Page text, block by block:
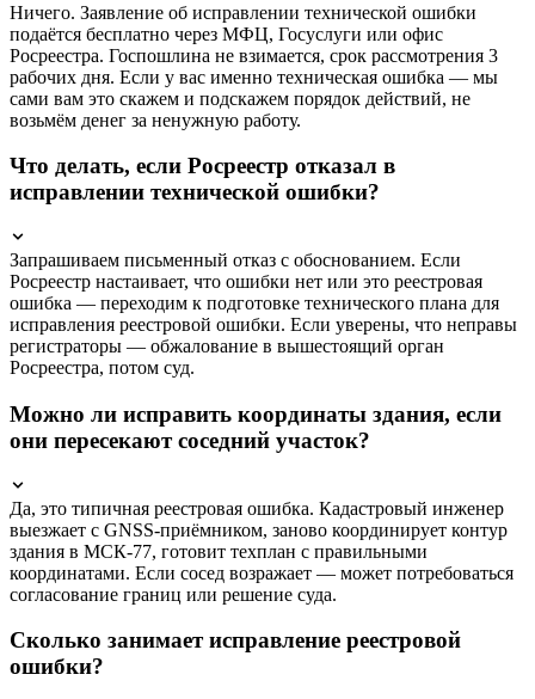
Ничего. Заявление об исправлении технической ошибки
подаётся бесплатно через МФЦ, Госуслуги или офис
Росреестра. Госпошлина не взимается, срок рассмотрения 3
рабочих дня. Если у вас именно техническая ошибка — мы
сами вам это скажем и подскажем порядок действий, не
возьмём денег за ненужную работу.
Что делать, если Росреестр отказал в
исправлении технической ошибки?
Запрашиваем письменный отказ с обоснованием. Если
Росреестр настаивает, что ошибки нет или это реестровая
ошибка — переходим к подготовке технического плана для
исправления реестровой ошибки. Если уверены, что неправы
регистраторы — обжалование в вышестоящий орган
Росреестра, потом суд.
Можно ли исправить координаты здания, если
они пересекают соседний участок?
Да, это типичная реестровая ошибка. Кадастровый инженер
выезжает с GNSS-приёмником, заново координирует контур
здания в МСК-77, готовит техплан с правильными
координатами. Если сосед возражает — может потребоваться
согласование границ или решение суда.
Сколько занимает исправление реестровой
ошибки?